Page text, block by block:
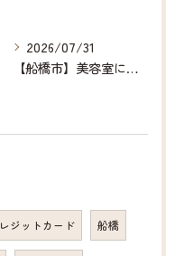
2026/07/31
【船橋市】美容室に行けない…をなくしたい✂️✨
ジットカード 船橋